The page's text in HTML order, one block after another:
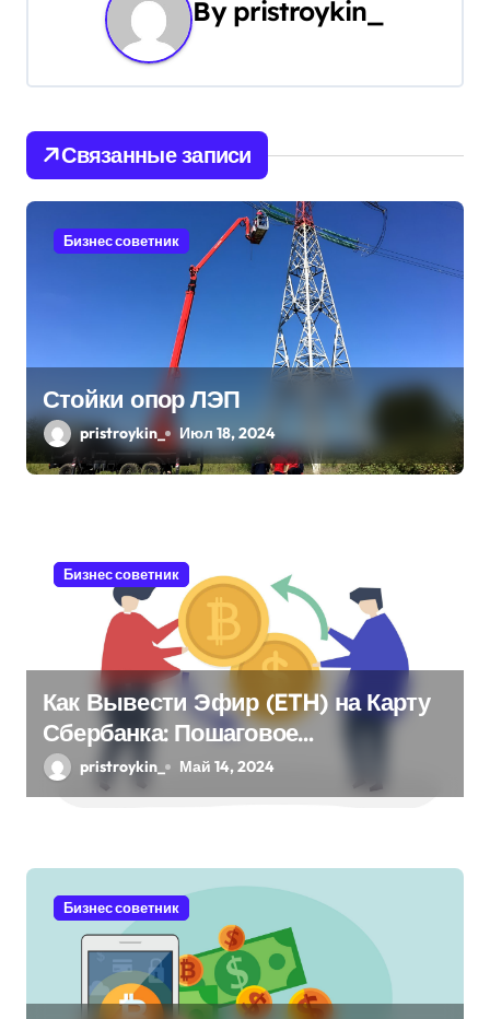
ц
и
я
п
п
и
с
By pristroykin_
Связанные записи
Бизнес советник
Стойки опор ЛЭП
pristroykin_ Июл 18, 2024
Бизнес советник
Как Вывести Эфир (ETH) на Карту
Сбербанка: Пошаговое
Руководство
pristroykin_ Май 14, 2024
Бизнес советник